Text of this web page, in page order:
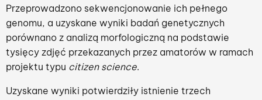
Przeprowadzono sekwencjonowanie ich pełnego
genomu, a uzyskane wyniki badań genetycznych
porównano z analizą morfologiczną na podstawie
tysięcy zdjęć przekazanych przez amatorów w ramach
projektu typu citizen science.
Uzyskane wyniki potwierdziły istnienie trzech